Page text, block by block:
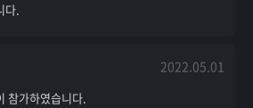
다.
2022.05.01
참가하였습니다.